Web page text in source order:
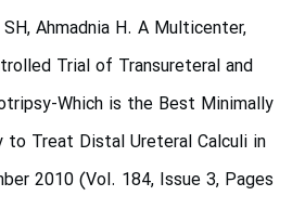
Ahmadnia H. A Multicenter,
Trial of Transureteral and
Which is the Best Minimally
to Treat Distal Ureteral Calculi in
2010 (Vol. 184, Issue 3, Pages